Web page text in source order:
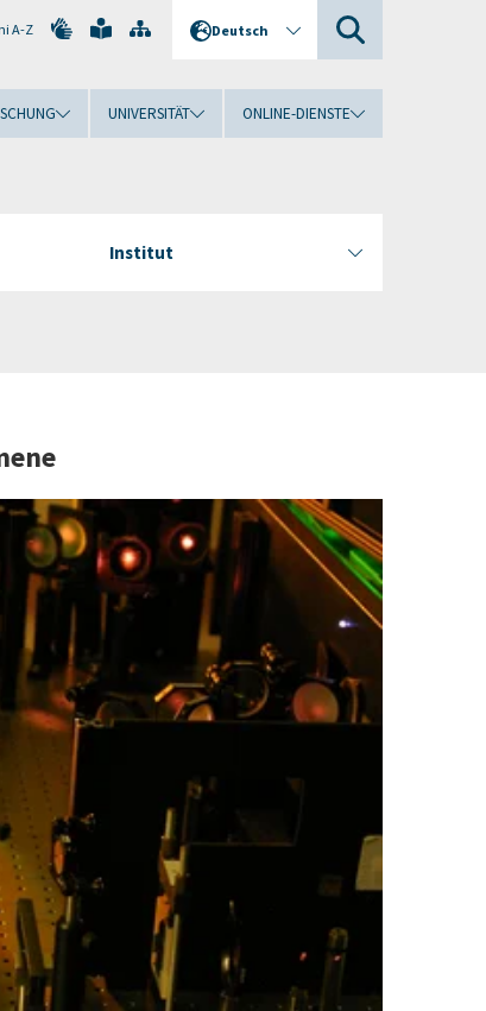
A-Z Deutsch
UNIVERSITÄT ONLINE-DIENSTE
Institut